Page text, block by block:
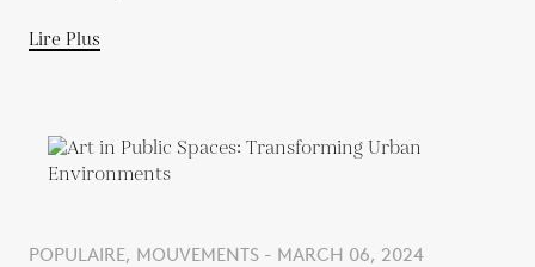
Lire Plus
POPULAIRE, MOUVEMENTS - MARCH 06, 2024